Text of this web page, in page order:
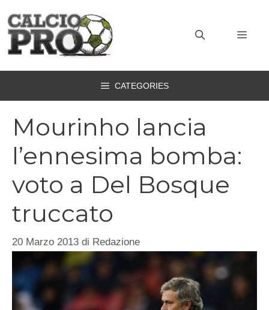
contenuto
CATEGORIES
Mourinho lancia
l’ennesima bomba:
voto a Del Bosque
truccato
20 Marzo 2013 di Redazione